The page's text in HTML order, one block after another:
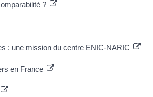
?
: une mission du centre ENIC-NARIC
en France